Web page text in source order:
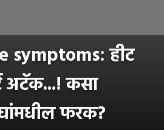
symptoms: हीट
अटॅक...! कसा
फरक?